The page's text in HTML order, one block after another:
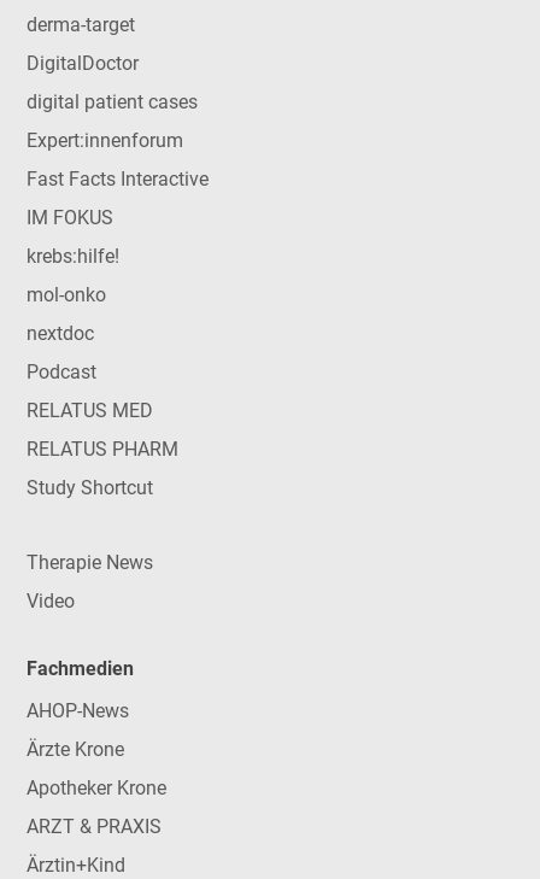
derma-target
DigitalDoctor
digital patient cases
Expert:innenforum
Fast Facts Interactive
IM FOKUS
krebs:hilfe!
mol-onko
nextdoc
Podcast
RELATUS MED
RELATUS PHARM
Study Shortcut
Therapie News
Video
Fachmedien
AHOP-News
Ärzte Krone
Apotheker Krone
ARZT & PRAXIS
Ärztin+Kind